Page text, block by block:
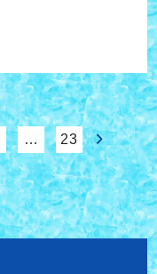
… 23